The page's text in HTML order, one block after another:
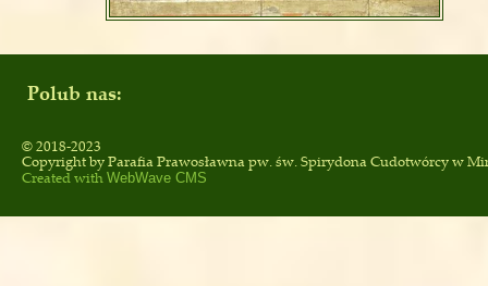
Polub nas:
© 2018-2023
Copyright byParafia Prawosławna pw. św. Spirydona Cudotwórcyw
Created with WebWave CMS